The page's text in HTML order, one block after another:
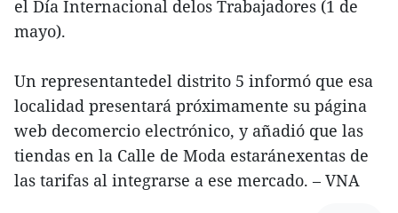
el Día Internacional delos Trabajadores (1 de
mayo).
Un representantedel distrito 5 informó que esa
localidad presentará próximamente su página
web decomercio electrónico, y añadió que las
tiendas en la Calle de Moda estaránexentas de
las tarifas al integrarse a ese mercado. – VNA